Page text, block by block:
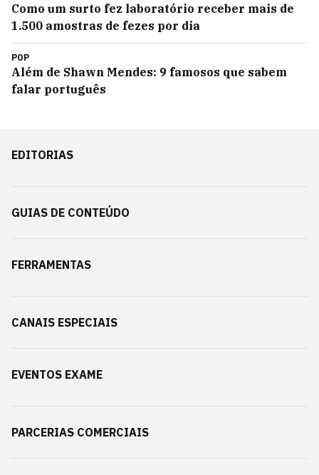
Como um surto fez laboratório receber mais de
1.500 amostras de fezes por dia
POP
Além de Shawn Mendes: 9 famosos que sabem
falar português
EDITORIAS
GUIAS DE CONTEÚDO
FERRAMENTAS
CANAIS ESPECIAIS
EVENTOS EXAME
PARCERIAS COMERCIAIS